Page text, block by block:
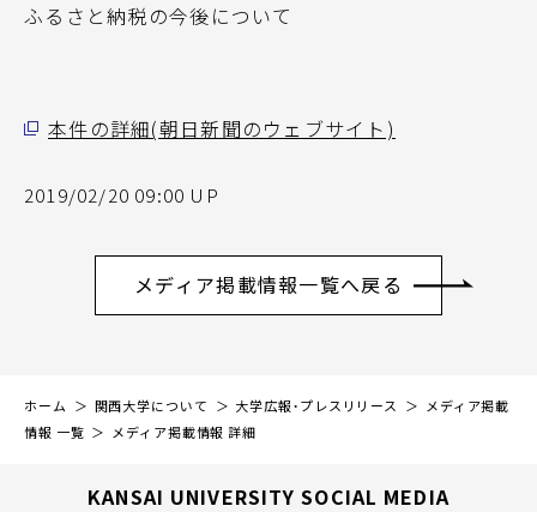
ふるさと納税の今後について
本件の詳細(朝日新聞のウェブサイト)
2019/02/20 09:00 UP
メディア掲載情報一覧へ戻る
ホーム 関西大学について 大学広報・プレスリリース
メディア掲載
情報 一覧
メディア掲載情報 詳細
KANSAI UNIVERSITY SOCIAL MEDIA